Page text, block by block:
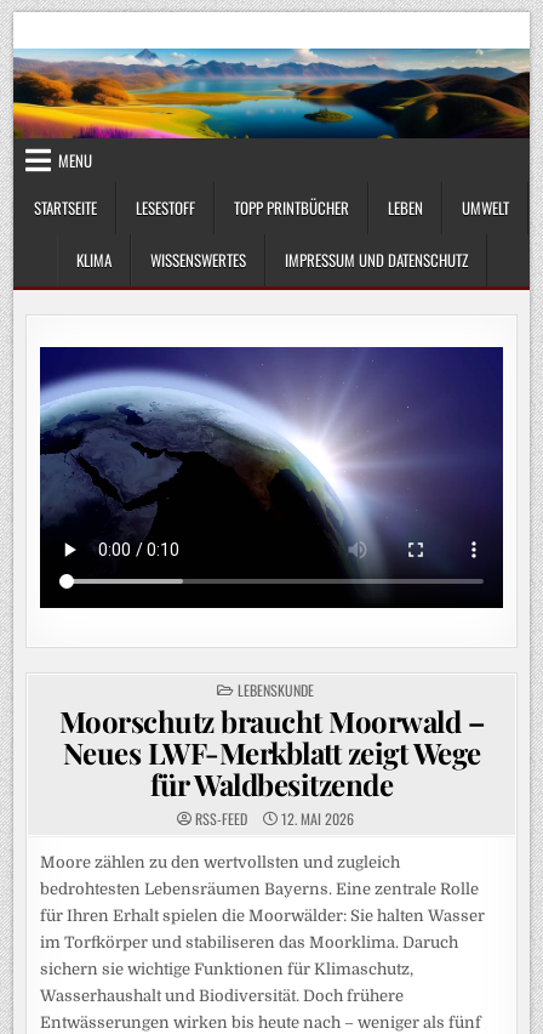
Skip
to
content
UmweltKlima.com
MENU
STARTSEITE
LESESTOFF TOPP PRINTBÜCHER LEBEN UMWELT
KLIMA WISSENSWERTES IMPRESSUM UND DATENSCHUTZ
POSTED
IN
LEBENSKUNDE
Moorschutz braucht Moorwald –
Neues LWF-Merkblatt zeigt Wege
für Waldbesitzende
RSS-FEED 12. MAI 2026
Moore zählen zu den wertvollsten und zugleich
bedrohtesten Lebensräumen Bayerns. Eine zentrale Rolle
für Ihren Erhalt spielen die Moorwälder: Sie halten Wasser
im Torfkörper und stabiliseren das Moorklima. Daruch
sichern sie wichtige Funktionen für Klimaschutz,
Wasserhaushalt und Biodiversität. Doch frühere
Entwässerungen wirken bis heute nach – weniger als fünf